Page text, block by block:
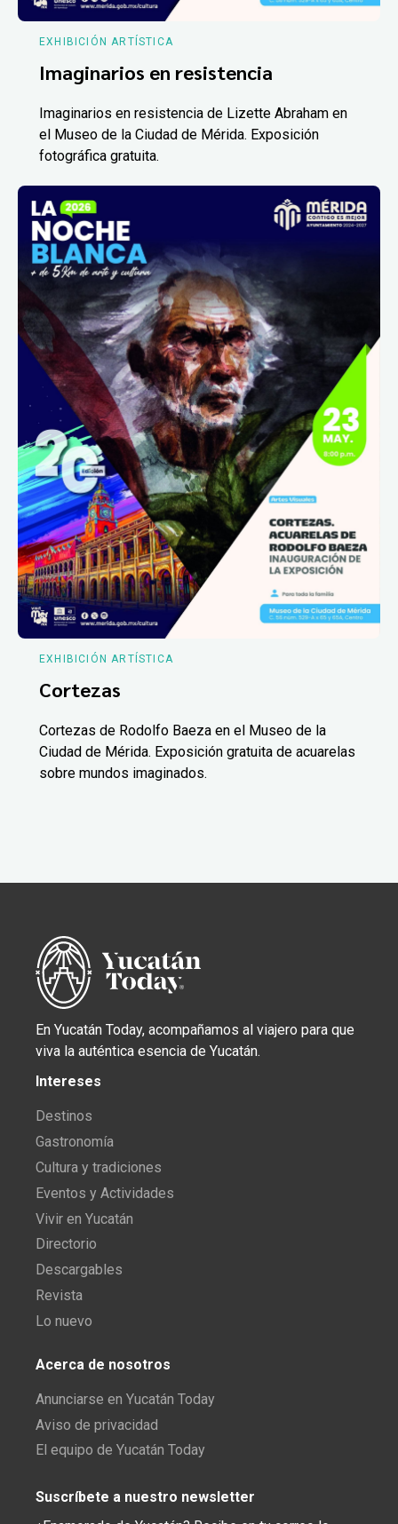
EXHIBICIÓN ARTÍSTICA
Imaginarios en resistencia
Imaginarios en resistencia de Lizette Abraham en
el Museo de la Ciudad de Mérida. Exposición
fotográfica gratuita.
EXHIBICIÓN ARTÍSTICA
Cortezas
Cortezas de Rodolfo Baeza en el Museo de la
Ciudad de Mérida. Exposición gratuita de acuarelas
sobre mundos imaginados.
En Yucatán Today, acompañamos al viajero para que
viva la auténtica esencia de Yucatán.
Intereses
Destinos
Gastronomía
Cultura y tradiciones
Eventos y Actividades
Vivir en Yucatán
Directorio
Descargables
Revista
Lo nuevo
Acerca de nosotros
Anunciarse en Yucatán Today
Aviso de privacidad
El equipo de Yucatán Today
Suscríbete a nuestro newsletter